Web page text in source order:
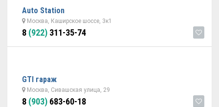
Auto Station
Москва, Каширское шоссе, 3к1
8 (922) 311-35-74
GTI гараж
Москва, Сивашская улица, 29
8 (903) 683-60-18